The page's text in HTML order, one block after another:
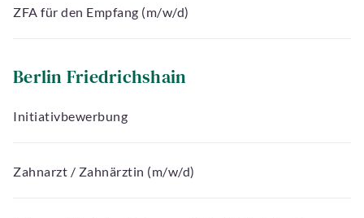
ZFA für den Empfang (m/w/d)
Berlin Friedrichshain
Initiativbewerbung
Zahnarzt / Zahnärztin (m/w/d)